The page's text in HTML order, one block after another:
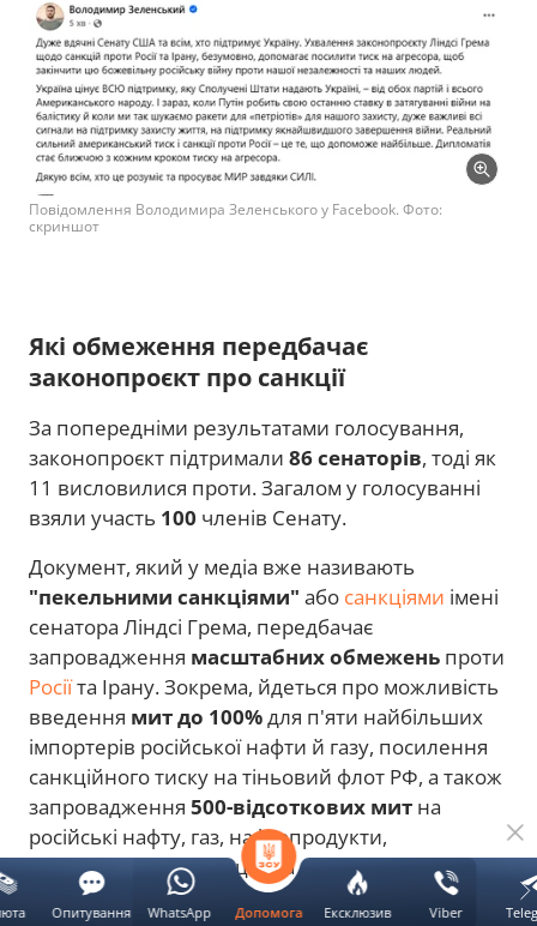
Повідомлення Володимира Зеленського у Facebook. Фото:
скриншот
Які обмеження передбачає
законопроєкт про санкції
За попередніми результатами голосування,
законопроєкт підтримали 86 сенаторів, тоді як
11 висловилися проти. Загалом у голосуванні
взяли участь 100 членів Сенату.
Документ, який у медіа вже називають
"пекельними санкціями" або санкціями імені
сенатора Ліндсі Грема, передбачає
запровадження масштабних обмежень проти
Росіїта Ірану. Зокрема, йдеться про можливість
введення мит до 100%для п'яти найбільших
імпортерів російської нафти й газу, посилення
санкційного тиску на тіньовий флот РФ, а також
запровадження 500-відсоткових мит на
російські нафту, газ, нафтопродукти,
нафтохімічну продукцію та вугілля, що
імпортуються до США.
Допомога Ексклюзив Viber
Опитування WhatsApp